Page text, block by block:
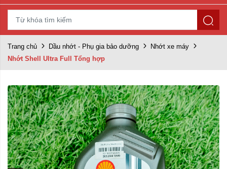
Trang chủ Dầu nhớt - Phụ gia bảo dưỡng
Nhớt xe máy
Nhớt Shell Ultra Full Tổng hợp